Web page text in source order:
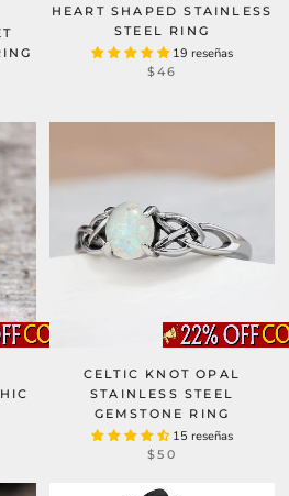
HEART SHAPED STAINLESS
STEEL RING
19 reseñas
$46
CELTIC KNOT OPAL
STAINLESS STEEL
GEMSTONE RING
15 reseñas
$50